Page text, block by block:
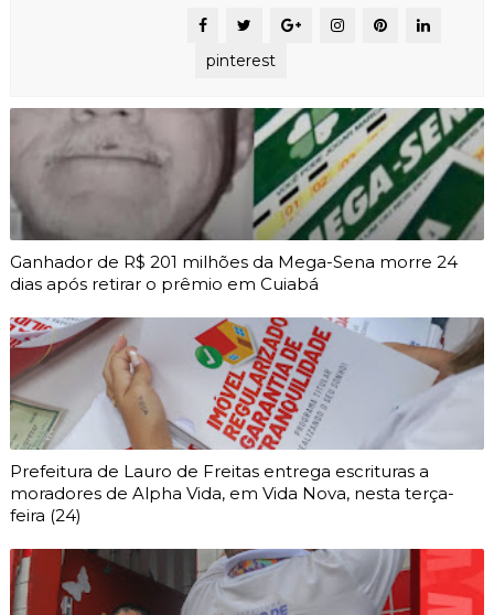
pinterest
Ganhador de R$ 201 milhões da Mega-Sena morre 24
dias após retirar o prêmio em Cuiabá
Prefeitura de Lauro de Freitas entrega escrituras a
moradores de Alpha Vida, em Vida Nova, nesta terça-
feira (24)